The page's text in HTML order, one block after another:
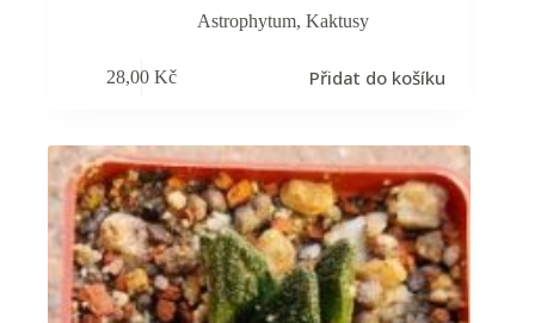
Astrophytum,Kaktusy
28,00Kč Přidat do košíku